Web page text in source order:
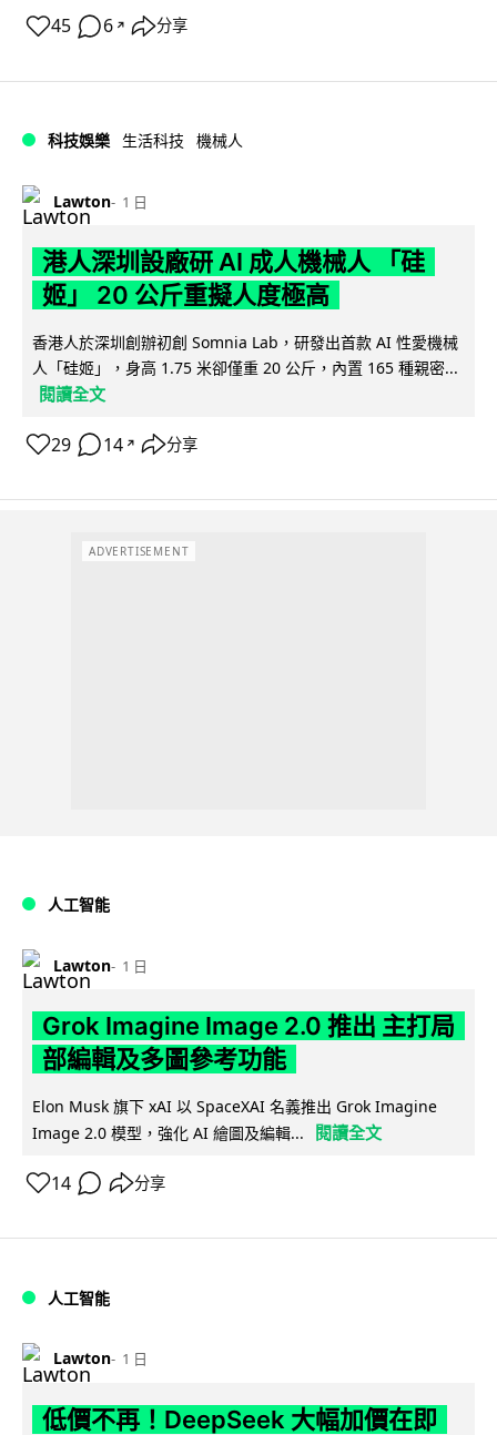
45 6 ↗ 分享
科技娛樂 生活科技 機械人
Lawton 1 日
港人深圳設廠研 AI 成人機械人 「硅
姬」 20 公斤重擬人度極高
香港人於深圳創辦初創 Somnia Lab，研發出首款 AI 性愛機械
人「硅姬」，身高 1.75 米卻僅重 20 公斤，內置 165 種親密...
閱讀全文
29 14 ↗ 分享
ADVERTISEMENT
人工智能
Lawton 1 日
Grok Imagine Image 2.0 推出 主打局
部編輯及多圖參考功能
Elon Musk 旗下 xAI 以 SpaceXAI 名義推出 Grok Imagine
Image 2.0 模型，強化 AI 繪圖及編輯...
閱讀全文
14 分享
人工智能
Lawton 1 日
低價不再！DeepSeek 大幅加價在即